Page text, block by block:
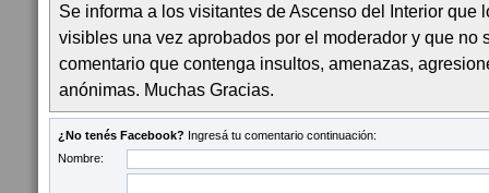
Se informa a los visitantes de Ascenso del Interior que
visibles una vez aprobados por el moderador y que no
comentario que contenga insultos, amenazas,
anónimas. Muchas Gracias.
¿No tenés Facebook? Ingresá tu comentario continuación:
Nombre: